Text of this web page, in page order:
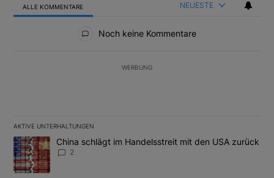
ALLE KOMMENTARE NEUESTE
Noch keine Kommentare
WERBUNG
AKTIVE UNTERHALTUNGEN
Das Folgende ist eine Liste der am meisten kommentierten
Ein Trendartikel mit dem Titel "China schlägt im Handelsstreit
China schlägt im Handelsstreit mit den USA zurück
2